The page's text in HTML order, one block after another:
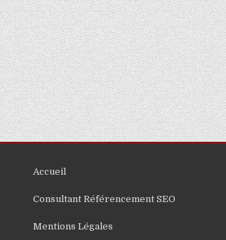
Accueil
Consultant Référencement SEO
Mentions Légales